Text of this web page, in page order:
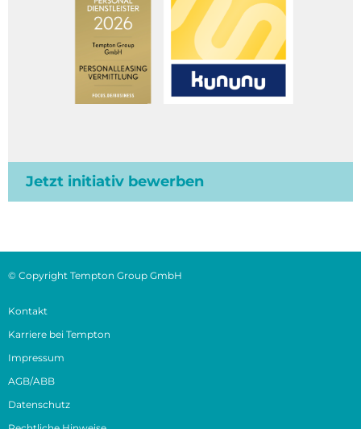
Jetzt initiativ bewerben
© Copyright Tempton Group GmbH
Kontakt
Karriere bei Tempton
Impressum
AGB/ABB
Datenschutz